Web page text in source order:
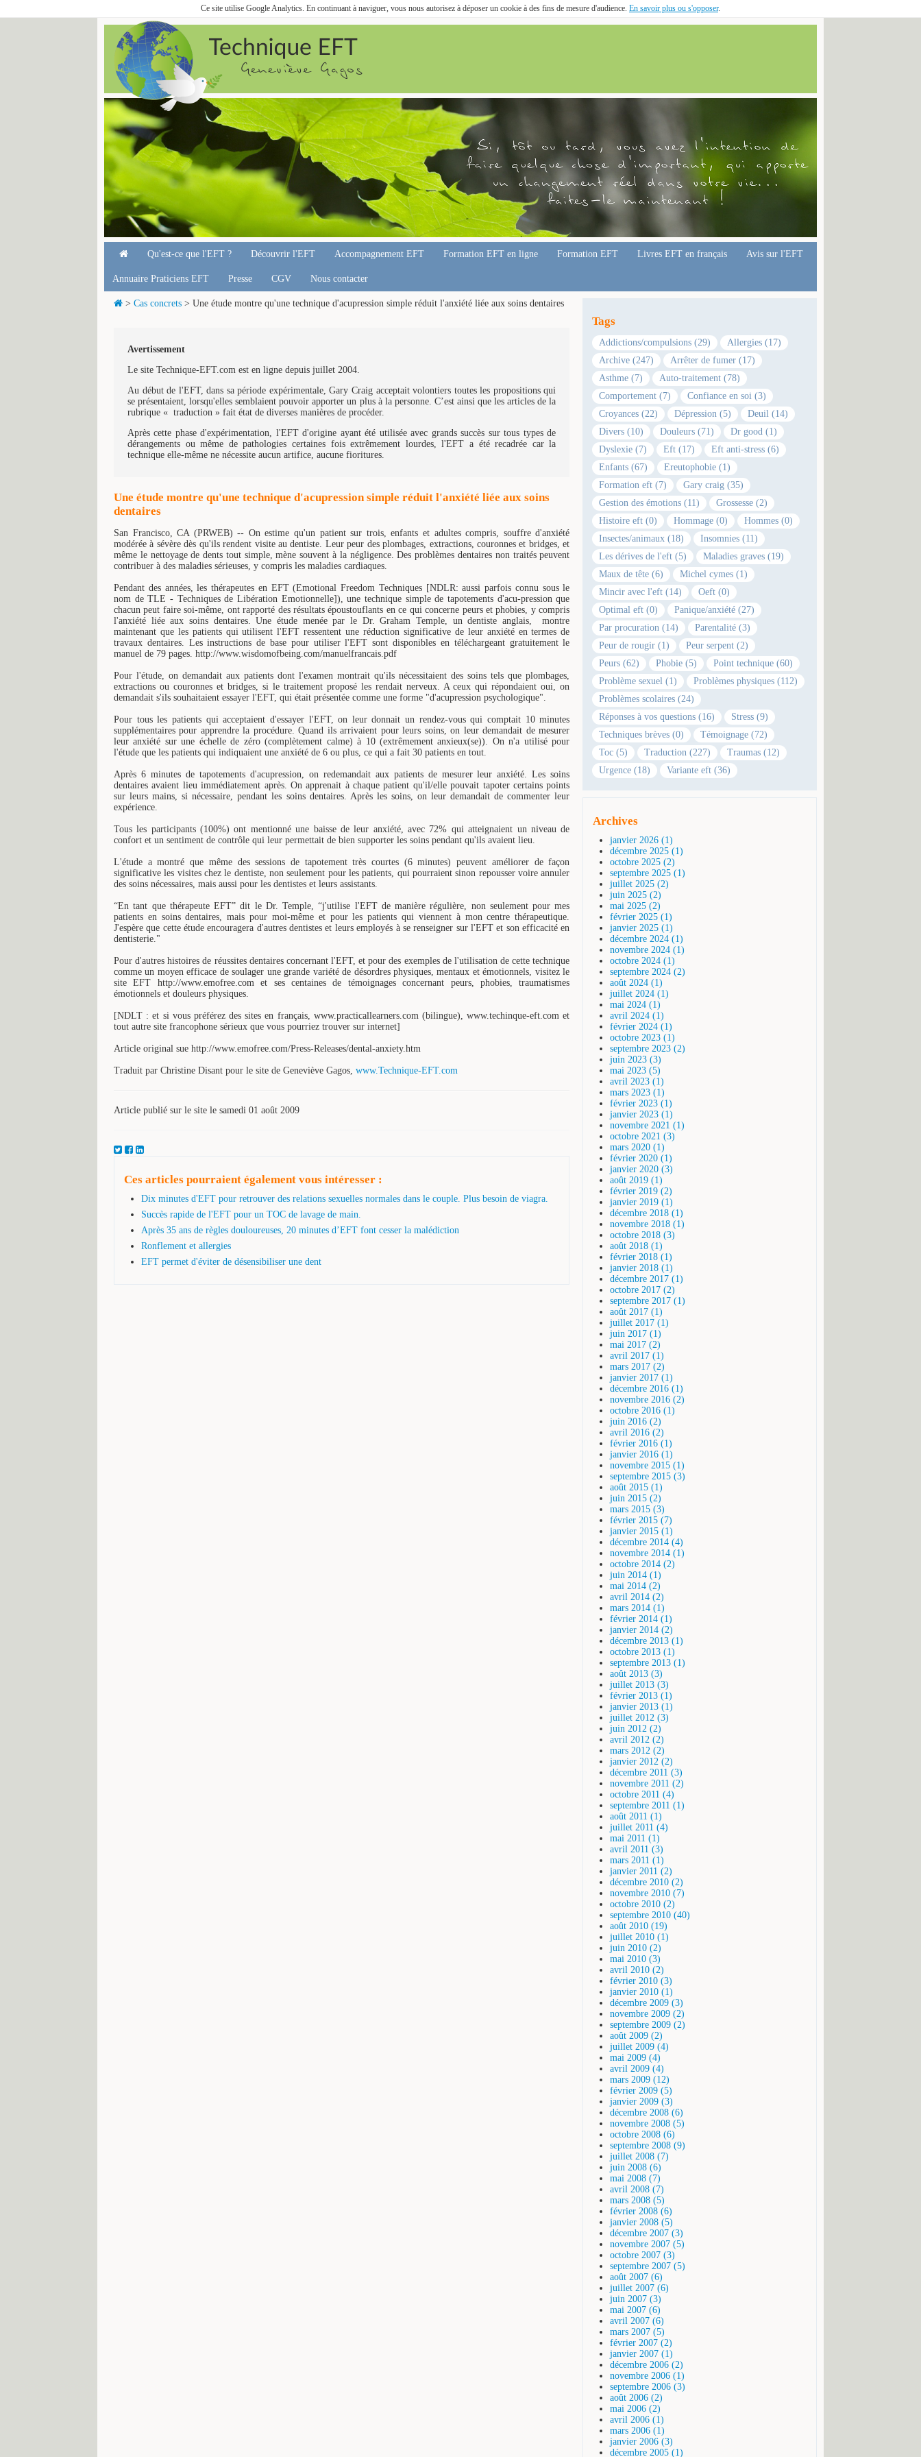
Ce site utilise Google Analytics. En continuant à naviguer, vous nous autorisez à déposer un cookie à des fins de mesure d'audience. En savoir plus ou s'opposer.
Qu'est-ce que l'EFT ? Découvrir l'EFT Accompagnement EFT Formation EFT en ligne Formation EFT Livres EFT en français Avis sur l'EFT
Annuaire Praticiens EFT Presse CGV Nous contacter
> Cas concrets > Une étude montre qu'une technique d'acupression simple réduit l'anxiété liée aux soins dentaires
Avertissement
Le site Technique-EFT.com est en ligne depuis juillet 2004.
Au début de l'EFT, dans sa période expérimentale, Gary Craig acceptait volontiers toutes les propositions qui
se présentaient, lorsqu'elles semblaient pouvoir apporter un plus à la personne. C’est ainsi que les articles de la
rubrique « traduction » fait état de diverses manières de procéder.
Après cette phase d'expérimentation, l'EFT d'origine ayant été utilisée avec grands succès sur tous types de
dérangements ou même de pathologies certaines fois extrêmement lourdes, l'EFT a été recadrée car la
technique elle-même ne nécessite aucun artifice, aucune fioritures.
Une étude montre qu'une technique d'acupression simple réduit l'anxiété liée aux soins
dentaires
San Francisco, CA (PRWEB) -- On estime qu'un patient sur trois, enfants et adultes compris, souffre d'anxiété
modérée à sévère dès qu'ils rendent visite au dentiste. Leur peur des plombages, extractions, couronnes et bridges, et
même le nettoyage de dents tout simple, mène souvent à la négligence. Des problèmes dentaires non traités peuvent
contribuer à des maladies sérieuses, y compris les maladies cardiaques.
Pendant des années, les thérapeutes en EFT (Emotional Freedom Techniques [NDLR: aussi parfois connu sous le
nom de TLE - Techniques de Libération Emotionnelle]), une technique simple de tapotements d'acu-pression que
chacun peut faire soi-même, ont rapporté des résultats époustouflants en ce qui concerne peurs et phobies, y compris
l'anxiété liée aux soins dentaires. Une étude menée par le Dr. Graham Temple, un dentiste anglais, montre
maintenant que les patients qui utilisent l'EFT ressentent une réduction significative de leur anxiété en termes de
travaux dentaires. Les instructions de base pour utiliser l'EFT sont disponibles en téléchargeant gratuitement le
manuel de 79 pages. http://www.wisdomofbeing.com/manuelfrancais.pdf
Pour l'étude, on demandait aux patients dont l'examen montrait qu'ils nécessitaient des soins tels que plombages,
extractions ou couronnes et bridges, si le traitement proposé les rendait nerveux. A ceux qui répondaient oui, on
demandait s'ils souhaitaient essayer l'EFT, qui était présentée comme une forme "d'acupression psychologique".
Pour tous les patients qui acceptaient d'essayer l'EFT, on leur donnait un rendez-vous qui comptait 10 minutes
supplémentaires pour apprendre la procédure. Quand ils arrivaient pour leurs soins, on leur demandait de mesurer
leur anxiété sur une échelle de zéro (complètement calme) à 10 (extrêmement anxieux(se)). On n'a utilisé pour
l'étude que les patients qui indiquaient une anxiété de 6 ou plus, ce qui a fait 30 patients en tout.
Après 6 minutes de tapotements d'acupression, on redemandait aux patients de mesurer leur anxiété. Les soins
dentaires avaient lieu immédiatement après. On apprenait à chaque patient qu'il/elle pouvait tapoter certains points
sur leurs mains, si nécessaire, pendant les soins dentaires. Après les soins, on leur demandait de commenter leur
expérience.
Tous les participants (100%) ont mentionné une baisse de leur anxiété, avec 72% qui atteignaient un niveau de
confort et un sentiment de contrôle qui leur permettait de bien supporter les soins pendant qu'ils avaient lieu.
L'étude a montré que même des sessions de tapotement très courtes (6 minutes) peuvent améliorer de façon
significative les visites chez le dentiste, non seulement pour les patients, qui pourraient sinon repousser voire annuler
des soins nécessaires, mais aussi pour les dentistes et leurs assistants.
“En tant que thérapeute EFT” dit le Dr. Temple, “j'utilise l'EFT de manière régulière, non seulement pour mes
patients en soins dentaires, mais pour moi-même et pour les patients qui viennent à mon centre thérapeutique.
J'espère que cette étude encouragera d'autres dentistes et leurs employés à se renseigner sur l'EFT et son efficacité en
dentisterie."
Pour d'autres histoires de réussites dentaires concernant l'EFT, et pour des exemples de l'utilisation de cette technique
comme un moyen efficace de soulager une grande variété de désordres physiques, mentaux et émotionnels, visitez le
site EFT http://www.emofree.com et ses centaines de témoignages concernant peurs, phobies, traumatismes
émotionnels et douleurs physiques.
[NDLT : et si vous préférez des sites en français, www.practicallearners.com (bilingue), www.techinque-eft.com et
tout autre site francophone sérieux que vous pourriez trouver sur internet]
Article original sue http://www.emofree.com/Press-Releases/dental-anxiety.htm
Traduit par Christine Disant pour le site de Geneviève Gagos, www.Technique-EFT.com
Article publié sur le site le samedi 01 août 2009
Ces articles pourraient également vous intéresser :
Dix minutes d'EFT pour retrouver des relations sexuelles normales dans le couple. Plus besoin de viagra.
Succès rapide de l'EFT pour un TOC de lavage de main.
Après 35 ans de règles douloureuses, 20 minutes d’EFT font cesser la malédiction
Ronflement et allergies
EFT permet d'éviter de désensibiliser une dent
Tags
Addictions/compulsions (29)
Allergies (17)
Archive (247)
Arrêter de fumer (17)
Asthme (7)
Auto-traitement (78)
Comportement (7)
Confiance en soi (3)
Croyances (22)
Dépression (5)
Deuil (14)
Divers (10)
Douleurs (71)
Dr good (1)
Dyslexie (7)
Eft (17)
Eft anti-stress (6)
Enfants (67)
Ereutophobie (1)
Formation eft (7)
Gary craig (35)
Gestion des émotions (11)
Grossesse (2)
Histoire eft (0)
Hommage (0)
Hommes (0)
Insectes/animaux (18)
Insomnies (11)
Les dérives de l'eft (5)
Maladies graves (19)
Maux de tête (6)
Michel cymes (1)
Mincir avec l'eft (14)
Oeft (0)
Optimal eft (0)
Panique/anxiété (27)
Par procuration (14)
Parentalité (3)
Peur de rougir (1)
Peur serpent (2)
Peurs (62)
Phobie (5)
Point technique (60)
Problème sexuel (1)
Problèmes physiques (112)
Problèmes scolaires (24)
Réponses à vos questions (16)
Stress (9)
Techniques brèves (0)
Témoignage (72)
Toc (5)
Traduction (227)
Traumas (12)
Urgence (18)
Variante eft (36)
Archives
janvier 2026 (1)
décembre 2025 (1)
octobre 2025 (2)
septembre 2025 (1)
juillet 2025 (2)
juin 2025 (2)
mai 2025 (2)
février 2025 (1)
janvier 2025 (1)
décembre 2024 (1)
novembre 2024 (1)
octobre 2024 (1)
septembre 2024 (2)
août 2024 (1)
juillet 2024 (1)
mai 2024 (1)
avril 2024 (1)
février 2024 (1)
octobre 2023 (1)
septembre 2023 (2)
juin 2023 (3)
mai 2023 (5)
avril 2023 (1)
mars 2023 (1)
février 2023 (1)
janvier 2023 (1)
novembre 2021 (1)
octobre 2021 (3)
mars 2020 (1)
février 2020 (1)
janvier 2020 (3)
août 2019 (1)
février 2019 (2)
janvier 2019 (1)
décembre 2018 (1)
novembre 2018 (1)
octobre 2018 (3)
août 2018 (1)
février 2018 (1)
janvier 2018 (1)
décembre 2017 (1)
octobre 2017 (2)
septembre 2017 (1)
août 2017 (1)
juillet 2017 (1)
juin 2017 (1)
mai 2017 (2)
avril 2017 (1)
mars 2017 (2)
janvier 2017 (1)
décembre 2016 (1)
novembre 2016 (2)
octobre 2016 (1)
juin 2016 (2)
avril 2016 (2)
février 2016 (1)
janvier 2016 (1)
novembre 2015 (1)
septembre 2015 (3)
août 2015 (1)
juin 2015 (2)
mars 2015 (3)
février 2015 (7)
janvier 2015 (1)
décembre 2014 (4)
novembre 2014 (1)
octobre 2014 (2)
juin 2014 (1)
mai 2014 (2)
avril 2014 (2)
mars 2014 (1)
février 2014 (1)
janvier 2014 (2)
décembre 2013 (1)
octobre 2013 (1)
septembre 2013 (1)
août 2013 (3)
juillet 2013 (3)
février 2013 (1)
janvier 2013 (1)
juillet 2012 (3)
juin 2012 (2)
avril 2012 (2)
mars 2012 (2)
janvier 2012 (2)
décembre 2011 (3)
novembre 2011 (2)
octobre 2011 (4)
septembre 2011 (1)
août 2011 (1)
juillet 2011 (4)
mai 2011 (1)
avril 2011 (3)
mars 2011 (1)
janvier 2011 (2)
décembre 2010 (2)
novembre 2010 (7)
octobre 2010 (2)
septembre 2010 (40)
août 2010 (19)
juillet 2010 (1)
juin 2010 (2)
mai 2010 (3)
avril 2010 (2)
février 2010 (3)
janvier 2010 (1)
décembre 2009 (3)
novembre 2009 (2)
septembre 2009 (2)
août 2009 (2)
juillet 2009 (4)
mai 2009 (4)
avril 2009 (4)
mars 2009 (12)
février 2009 (5)
janvier 2009 (3)
décembre 2008 (6)
novembre 2008 (5)
octobre 2008 (6)
septembre 2008 (9)
juillet 2008 (7)
juin 2008 (6)
mai 2008 (7)
avril 2008 (7)
mars 2008 (5)
février 2008 (6)
janvier 2008 (5)
décembre 2007 (3)
novembre 2007 (5)
octobre 2007 (3)
septembre 2007 (5)
août 2007 (6)
juillet 2007 (6)
juin 2007 (3)
mai 2007 (6)
avril 2007 (6)
mars 2007 (5)
février 2007 (2)
janvier 2007 (1)
décembre 2006 (2)
novembre 2006 (1)
septembre 2006 (3)
août 2006 (2)
mai 2006 (2)
avril 2006 (1)
mars 2006 (1)
janvier 2006 (3)
décembre 2005 (1)